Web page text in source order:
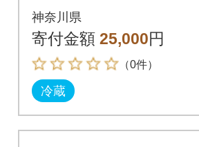
ド豚ロース肉ブロッ
クと鎌倉野菜のドレ
ッシング【複数個口
で配送】
神奈川県
寄付金額 25,000円
（0件）
冷蔵